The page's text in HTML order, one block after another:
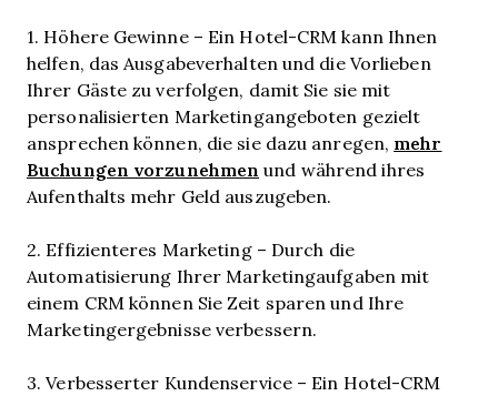
1. Höhere Gewinne – Ein Hotel-CRM kann Ihnen
helfen, das Ausgabeverhalten und die Vorlieben
Ihrer Gäste zu verfolgen, damit Sie sie mit
personalisierten Marketingangeboten gezielt
ansprechen können, die sie dazu anregen, mehr
Buchungen vorzunehmen und während ihres
Aufenthalts mehr Geld auszugeben.
2. Effizienteres Marketing – Durch die
Automatisierung Ihrer Marketingaufgaben mit
einem CRM können Sie Zeit sparen und Ihre
Marketingergebnisse verbessern.
3. Verbesserter Kundenservice – Ein Hotel-CRM